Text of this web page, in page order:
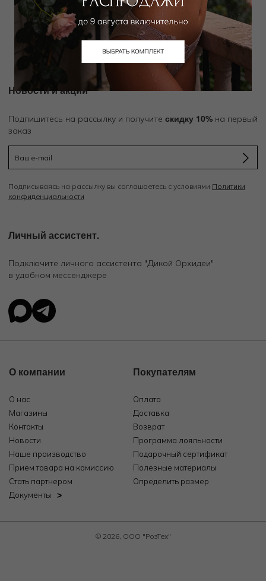
Добавить в избранное
Новости и акции
Подпишитесь на рассылку и получите скидку 10% на первый
заказ
Подписываясь на рассылку вы соглашаетесь с условиями Политики
конфиденциальности
Личный ассистент.
Подключите личного ассистента "Дикой Орхидеи"
в удобном мессенджере
О компании
О нас
Магазины
Контакты
Новости
Наше производство
Прием товара на комиссию
Стать партнером
Документы
Покупателям
Оплата
Доставка
Возврат
Программа лояльности
Подарочный сертификат
Полезные материалы
Определить размер
© 2026, ООО "РозТех"